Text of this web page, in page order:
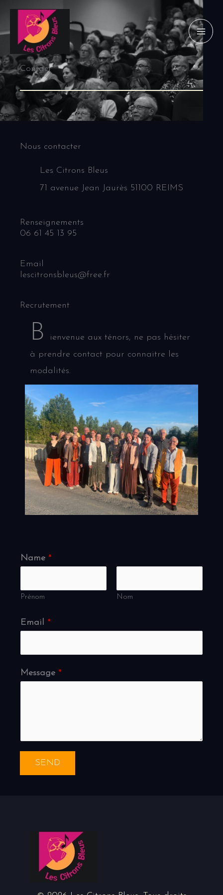
Aller
contenu
Contact
Nous contacter
Les Citrons Bleus
71 avenue Jean Jaurès 51100 REIMS
Renseignements
06 61 45 13 95
Email
lescitronsbleus@free.fr
Recrutement
B
ienvenue aux ténors, ne pas hésiter
à prendre contact pour connaitre les
modalités.
Name *
Prénom Nom
Email *
Message *
SEND